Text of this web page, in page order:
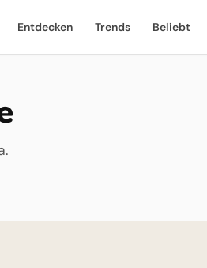
Entdecken Trends Beliebt